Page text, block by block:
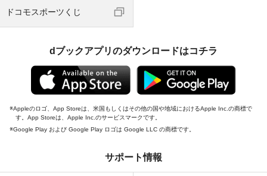
ドコモスポーツくじ
dブックアプリのダウンロードはコチラ
Appleのロゴ、App Storeは、米国もしくはその他の国や地域におけるApple Inc.の商標で
す。App Storeは、Apple Inc.のサービスマークです。
Google Play および Google Play ロゴは Google LLC の商標です。
サポート情報